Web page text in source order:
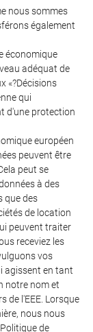
nous sommes
également
économique
adéquat de
«?Décisions
qui
d'une protection
européen
peuvent être
peut se
à des
que des
de location
peuvent traiter
receviez les
vos
agissent en tant
notre nom et
de l'EEE. Lorsque
nous nous
de